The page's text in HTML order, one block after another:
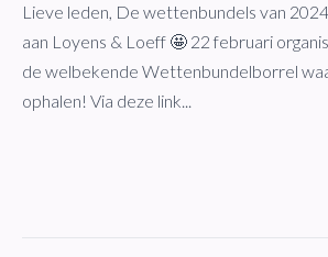
Lieve leden, De wettenbundels van
aan Loyens & Loeff 🤩 22 februari
de welbekende Wettenbundelborrel
ophalen! Via deze link...